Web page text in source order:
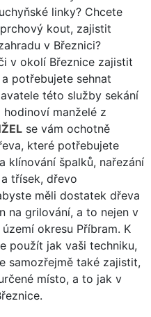
linky? Chcete
kout, zajistit
v Březnici?
v okolí Březnice zajistit
potřebujete sehnat
této služby sekání
hodinoví manželé z
se vám ochotně
které potřebujete
klínování špalků, nařezání
třísek, dřevo
měli dostatek dřeva
na grilování, a to nejen v
okresu Příbram. K
použít jak vaši techniku,
samozřejmě také zajistit,
místo, a to jak v